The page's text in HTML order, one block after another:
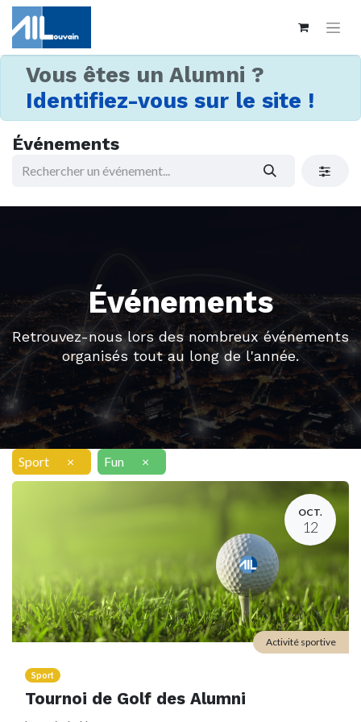
Vous êtes un Alumni ?
Identifiez-vous sur le site !
Événements
Événements
Retrouvez-nous lors des nombreux événements
organisés tout au long de l'année.
Sport × Fun ×
OCT.
12
Sport
Tournoi de Golf des Alumni
Activité sportive